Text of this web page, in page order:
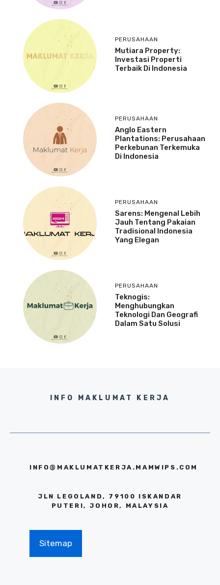
PERUSAHAAN
Mutiara Property:
Investasi Properti
Terbaik Di Indonesia
PERUSAHAAN
Anglo Eastern
Plantations: Perusahaan
Perkebunan Terkemuka
Di Indonesia
PERUSAHAAN
Sarens: Mengenal Lebih
Jauh Tentang Pakaian
Tradisional Indonesia
Yang Elegan
PERUSAHAAN
Teknogis:
Menghubungkan
Teknologi Dan Geografi
Dalam Satu Solusi
INFO MAKLUMAT KERJA
INFO@MAKLUMATKERJA.MAMWIPS.COM
JLN LEGOLAND, 79100 ISKANDAR
PUTERI, JOHOR, MALAYSIA
Sitemap